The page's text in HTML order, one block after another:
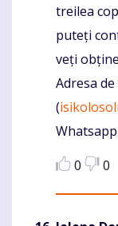
treilea
puteți
veți
Adresa de
(
0
0